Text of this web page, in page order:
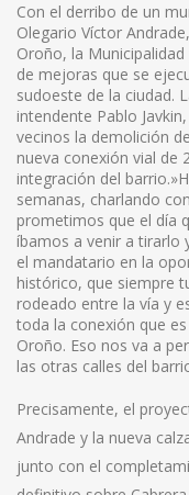
Con el derribo de un
Olegario Víctor
Oroño, la
de mejoras que se
sudoeste de la ciudad.
intendente Pablo
vecinos la demolición
nueva conexión vial de
integración del
semanas, charlando
prometimos que el día
íbamos a venir a tirarlo
el mandatario en la
histórico, que siempre
rodeado entre la vía y
toda la conexión que
Oroño. Eso nos va a
las otras calles del
Precisamente, el
Andrade y la nueva
junto con el